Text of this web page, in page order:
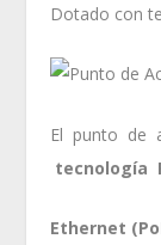
Dotado con
El punto de
tecnología
Ethernet